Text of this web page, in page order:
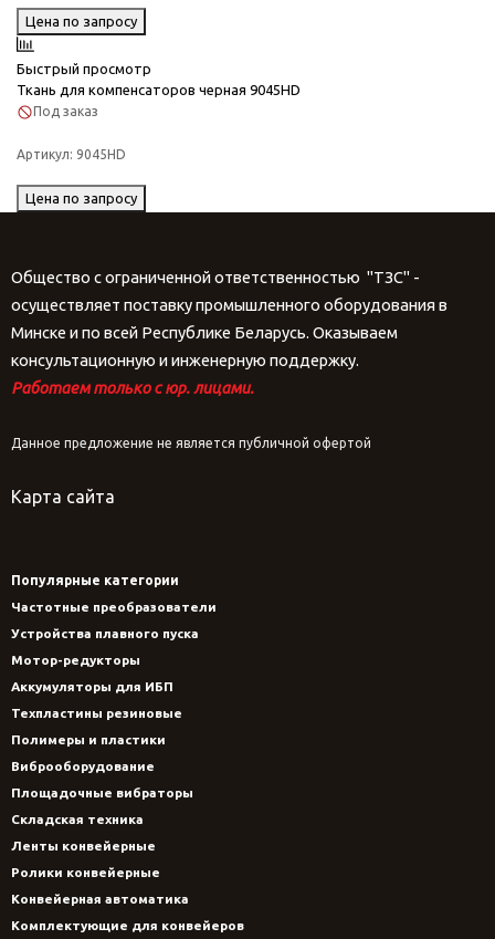
Цена по запросу
Быстрый просмотр
Ткань для компенсаторов черная 9045HD
Под заказ
Артикул: 9045HD
Цена по запросу
Общество с ограниченной ответственностью "ТЗС" -
осуществляет поставку промышленного оборудования в
Минске и по всей Республике Беларусь. Оказываем
консультационную и инженерную поддержку.
Работаем только с юр. лицами.
Данное предложение не является публичной офертой
Карта сайта
Популярные категории
Частотные преобразователи
Устройства плавного пуска
Мотор-редукторы
Аккумуляторы для ИБП
Техпластины резиновые
Полимеры и пластики
Виброоборудование
Площадочные вибраторы
Складская техника
Ленты конвейерные
Ролики конвейерные
Конвейерная автоматика
Комплектующие для конвейеров